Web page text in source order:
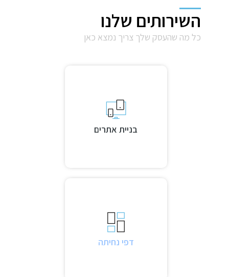
השירותים שלנו
כל מה שהעסק שלך צריך נמצא כאן
בניית אתרים
דפי נחיתה